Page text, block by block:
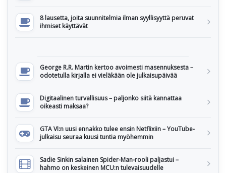
8 lausetta, joita suunnitelmia ilman syyllisyyttä peruvat
ihmiset käyttävät
George R.R. Martin kertoo avoimesti masennuksesta –
odotetulla kirjalla ei vieläkään ole julkaisupäivää
Digitaalinen turvallisuus – paljonko siitä kannattaa
oikeasti maksaa?
GTA VI:n uusi ennakko tulee ensin Netflixiin – YouTube-
julkaisu seuraa kuusi tuntia myöhemmin
Sadie Sinkin salainen Spider-Man-rooli paljastui –
hahmo on keskeinen MCU:n tulevaisuudelle